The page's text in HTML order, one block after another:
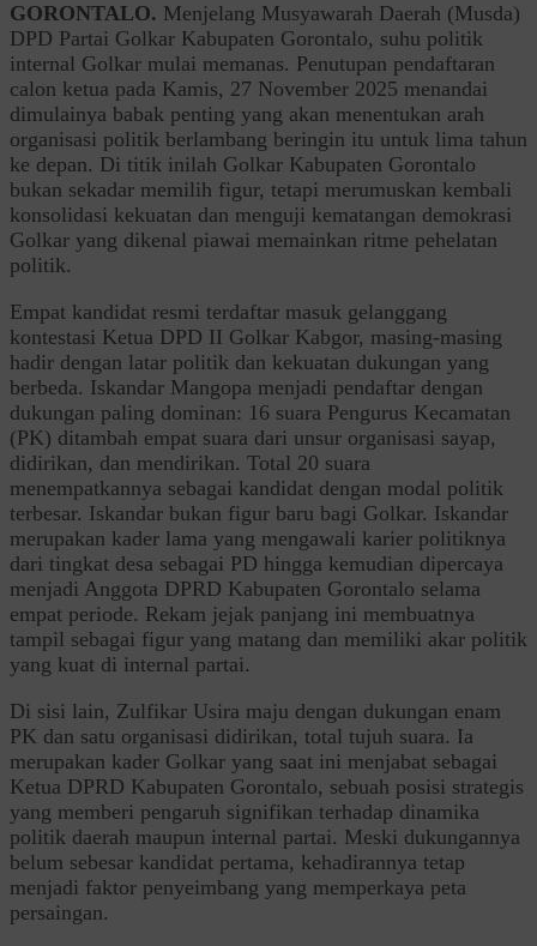
GORONTALO. Menjelang Musyawarah Daerah (Musda)
DPD Partai Golkar Kabupaten Gorontalo, suhu politik
internal Golkar mulai memanas. Penutupan pendaftaran
calon ketua pada Kamis, 27 November 2025 menandai
dimulainya babak penting yang akan menentukan arah
organisasi politik berlambang beringin itu untuk lima tahun
ke depan. Di titik inilah Golkar Kabupaten Gorontalo
bukan sekadar memilih figur, tetapi merumuskan kembali
konsolidasi kekuatan dan menguji kematangan demokrasi
Golkar yang dikenal piawai memainkan ritme pehelatan
politik.
Empat kandidat resmi terdaftar masuk gelanggang
kontestasi Ketua DPD II Golkar Kabgor, masing-masing
hadir dengan latar politik dan kekuatan dukungan yang
berbeda. Iskandar Mangopa menjadi pendaftar dengan
dukungan paling dominan: 16 suara Pengurus Kecamatan
(PK) ditambah empat suara dari unsur organisasi sayap,
didirikan, dan mendirikan. Total 20 suara
menempatkannya sebagai kandidat dengan modal politik
terbesar. Iskandar bukan figur baru bagi Golkar. Iskandar
merupakan kader lama yang mengawali karier politiknya
dari tingkat desa sebagai PD hingga kemudian dipercaya
menjadi Anggota DPRD Kabupaten Gorontalo selama
empat periode. Rekam jejak panjang ini membuatnya
tampil sebagai figur yang matang dan memiliki akar politik
yang kuat di internal partai.
Di sisi lain, Zulfikar Usira maju dengan dukungan enam
PK dan satu organisasi didirikan, total tujuh suara. Ia
merupakan kader Golkar yang saat ini menjabat sebagai
Ketua DPRD Kabupaten Gorontalo, sebuah posisi strategis
yang memberi pengaruh signifikan terhadap dinamika
politik daerah maupun internal partai. Meski dukungannya
belum sebesar kandidat pertama, kehadirannya tetap
menjadi faktor penyeimbang yang memperkaya peta
persaingan.